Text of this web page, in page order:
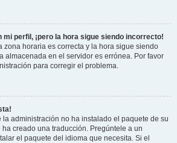
mi perfil, ¡pero la hora sigue siendo incorrecto!
zona horaria es correcta y la hora sigue siendo
almacenada en el servidor es errónea. Por favor
para corregir el problema.
la administración no ha instalado el paquete de su
creado una traducción. Pregúntele a un
el paquete del idioma que necesita. Si el